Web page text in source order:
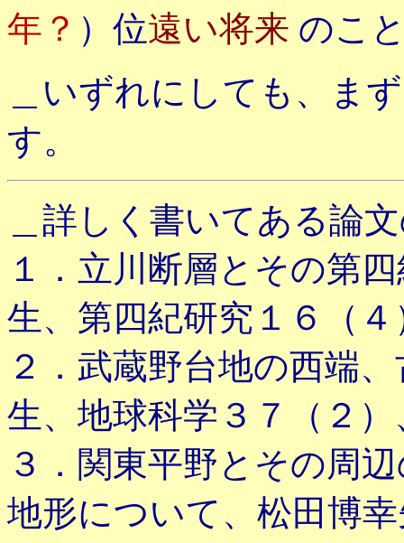
年？ ）位遠い将来 のこ
＿いずれにしても、ま
す。
＿詳しく書いてある論
１．立川断層とその第
生、第四紀研究１６（
２．武蔵野台地の西端
生、地球科学３７（２
３．関東平野とその周
地形について、松田博